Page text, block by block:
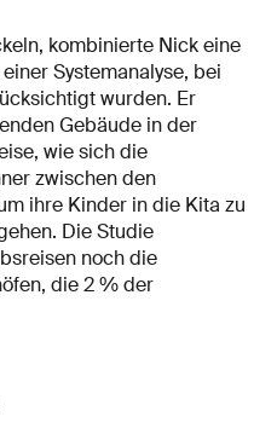
kombinierte Nick eine
Systemanalyse, bei
wurden. Er
Gebäude in der
wie sich die
zwischen den
ihre Kinder in die Kita zu
Die Studie
noch die
die 2 % der